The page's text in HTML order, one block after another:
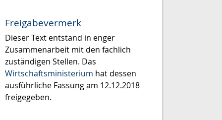
Freigabevermerk
Dieser Text entstand in enger
Zusammenarbeit mit den fachlich
zuständigen Stellen. Das
Wirtschaftsministerium hat dessen
ausführliche Fassung am 12.12.2018
freigegeben.